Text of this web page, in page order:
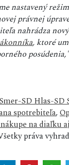
nastavený
právnej
nahrádza
, ktoré
posúdenia,"
SD Hlas-SD
spotrebiteľa,
na diaľku
práva